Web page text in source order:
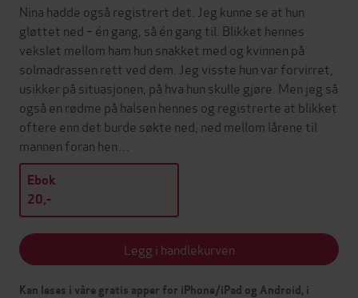
Nina hadde også registrert det. Jeg kunne se at hun
gløttet ned – én gang, så én gang til. Blikket hennes
vekslet mellom ham hun snakket med og kvinnen på
solmadrassen rett ved dem. Jeg visste hun var forvirret,
usikker på situasjonen, på hva hun skulle gjøre. Men jeg så
også en rødme på halsen hennes og registrerte at blikket
oftere enn det burde søkte ned, ned mellom lårene til
mannen foran hen…
Ebok
20,-
Legg i handlekurven
Kan leses i våre gratis apper for iPhone/iPad og Android, i